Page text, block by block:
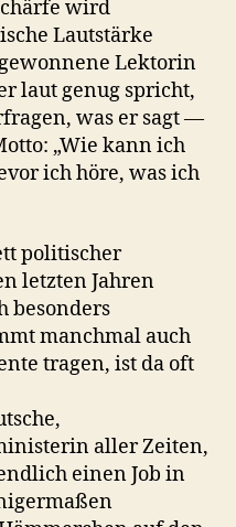
wird
Lautstärke
Lektorin
laut genug spricht,
was er sagt —
„Wie kann ich
ich höre, was ich
politischer
letzten Jahren
besonders
manchmal auch
tragen, ist da oft
aller Zeiten,
einen Job in